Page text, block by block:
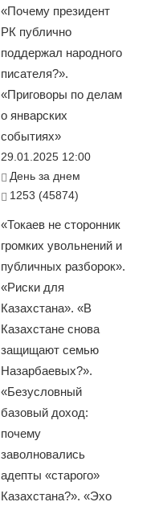
«Почему президент
РК публично
поддержал народного
писателя?».
«Приговоры по делам
о январских
событиях»
29.01.2025 12:00
День за днем
1253 (45874)
«Токаев не сторонник
громких увольнений и
публичных разборок».
«Риски для
Казахстана». «В
Казахстане снова
защищают семью
Назарбаевых?».
«Безусловный
базовый доход:
почему
заволновались
адепты «старого»
Казахстана?». «Эхо